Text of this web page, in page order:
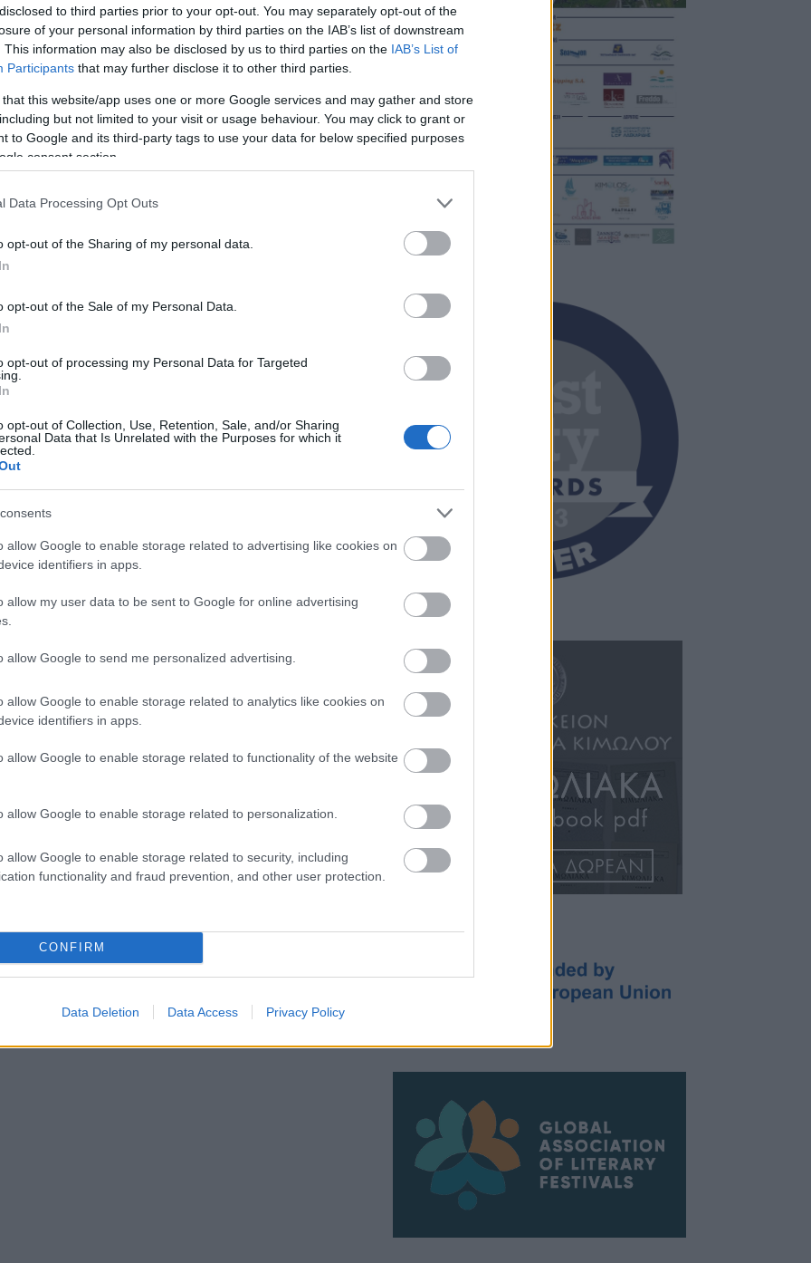
to third parties prior to your opt-out. You may separately opt-out of the
of your personal information by third parties on the IAB’s list of downstream
This information may also be disclosed by us to third parties on the IAB’s List of
Participants that may further disclose it to other third parties.
that this website/app uses one or more Google services and may gather and store
but not limited to your visit or usage behaviour. You may click to grant or
to Google and its third-party tags to use your data for below specified purposes
consent section.
Data Processing Opt Outs
opt-out of the Sharing of my personal data.
opt-out of the Sale of my Personal Data.
opt-out of processing my Personal Data for Targeted
opt-out of Collection, Use, Retention, Sale, and/or Sharing
Data that Is Unrelated with the Purposes for which it
allow Google to enable storage related to advertising like cookies on
identifiers in apps.
allow my user data to be sent to Google for online advertising
allow Google to send me personalized advertising.
allow Google to enable storage related to analytics like cookies on
identifiers in apps.
allow Google to enable storage related to functionality of the website
allow Google to enable storage related to personalization.
allow Google to enable storage related to security, including
functionality and fraud prevention, and other user protection.
CONFIRM
Data Deletion Data Access Privacy Policy
του Cine
με την παιδική ταινία
την Πέμπτη στις
21:15μ.μ. στην
Ο Cine Καλησπερίτης παρουσιάζει
την ταινία, «Bomber & Paganini», την
Τρίτη 4/8/2026, στις 21:15μ.μ. στην
παραλία «Αλυκή»
και τον ιστότοπό μου σε αυτό το πρόγραμμα